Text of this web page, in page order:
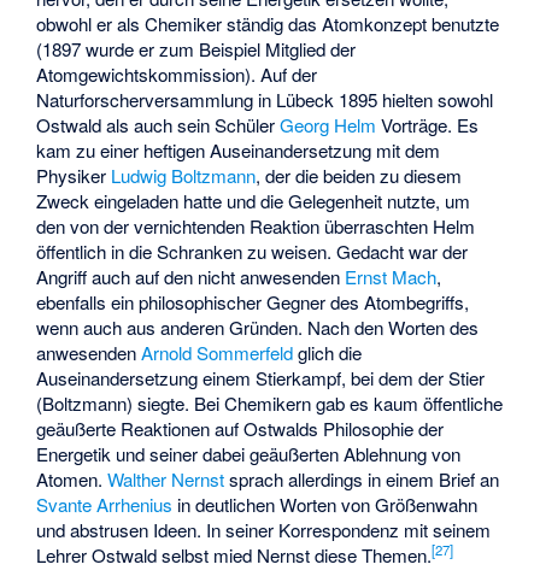
obwohl er als Chemiker ständig das Atomkonzept benutzte
(1897 wurde er zum Beispiel Mitglied der
Atomgewichtskommission). Auf der
Naturforscherversammlung in Lübeck 1895 hielten sowohl
Ostwald als auch sein SchülerGeorg Helm Vorträge. Es
kam zu einer heftigen Auseinandersetzung mit dem
Physiker Ludwig Boltzmann, der die beiden zu diesem
Zweck eingeladen hatte und die Gelegenheit nutzte, um
den von der vernichtenden Reaktion überraschten Helm
öffentlich in die Schranken zu weisen. Gedacht war der
Angriff auch auf den nicht anwesenden Ernst Mach,
ebenfalls ein philosophischer Gegner des Atombegriffs,
wenn auch aus anderen Gründen. Nach den Worten des
anwesendenArnold Sommerfeldglich die
Auseinandersetzung einem Stierkampf, bei dem der Stier
(Boltzmann) siegte. Bei Chemikern gab es kaum öffentliche
geäußerte Reaktionen auf Ostwalds Philosophie der
Energetik und seiner dabei geäußerten Ablehnung von
Atomen.Walther Nernstsprach allerdings in einem Brief an
Svante Arrhenius in deutlichen Worten von Größenwahn
und abstrusen Ideen. In seiner Korrespondenz mit seinem
Lehrer Ostwald selbst mied Nernst diese Themen.[27]